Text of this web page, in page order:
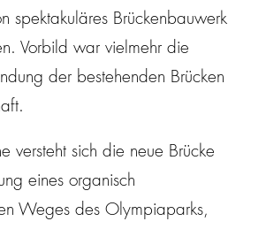
spektakuläres Brückenbauwerk
Vorbild war vielmehr die
der bestehenden Brücken
versteht sich die neue Brücke
eines organisch
Weges des Olympiaparks,